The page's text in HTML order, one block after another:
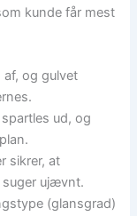
kunde får mest
og gulvet
spartles ud, og
sikrer, at
ujævnt.
(glansgrad)